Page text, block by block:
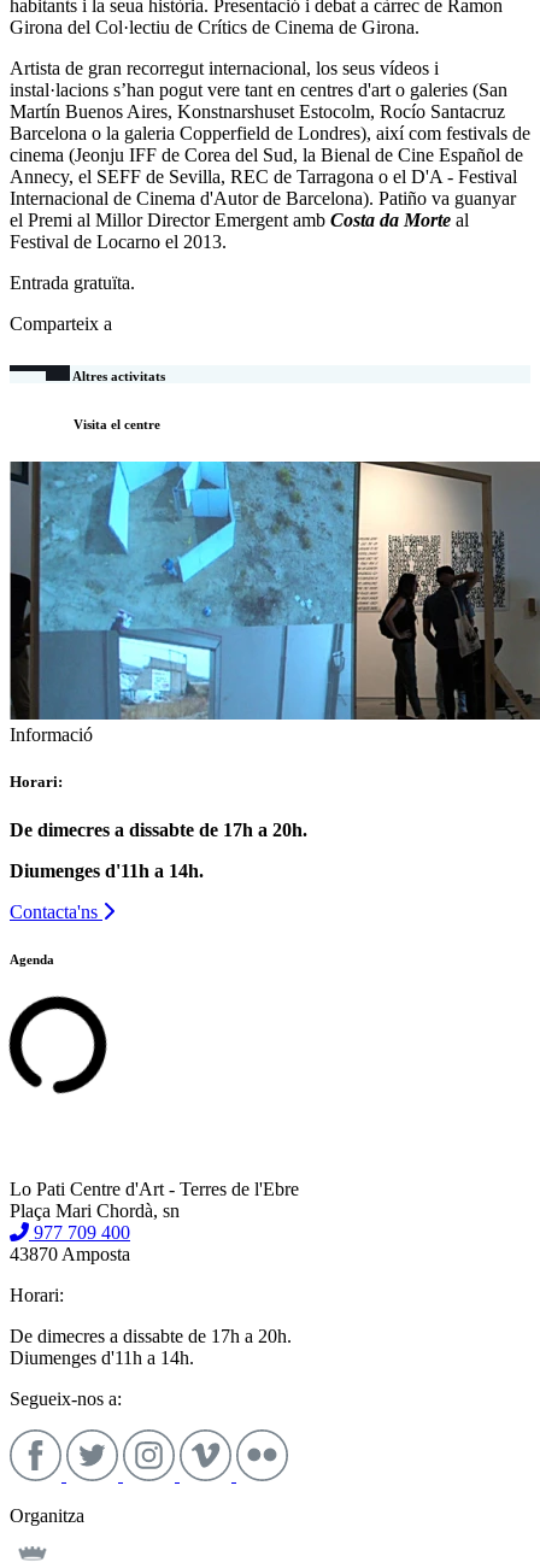
habitants i la seua història. Presentació i debat a càrrec de Ramon
Girona del Col·lectiu de Crítics de Cinema de Girona.
Artista de gran recorregut internacional, los seus vídeos i
instal·lacions s’han pogut vere tant en centres d'art o galeries (San
Martín Buenos Aires, Konstnarshuset Estocolm, Rocío Santacruz
Barcelona o la galeria Copperfield de Londres), així com festivals de
cinema (Jeonju IFF de Corea del Sud, la Bienal de Cine Español de
Annecy, el SEFF de Sevilla, REC de Tarragona o el D'A - Festival
Internacional de Cinema d'Autor de Barcelona). Patiño va guanyar
el Premi al Millor Director Emergent amb Costa da Morte al
Festival de Locarno el 2013.
Entrada gratuïta.
Comparteix a
Altres activitats
Visita el centre
Informació
Horari:
De dimecres a dissabte de 17h a 20h.
Diumenges d'11h a 14h.
Contacta'ns
Agenda
Lo Pati Centre d'Art - Terres de l'Ebre
Plaça Mari Chordà, sn
977 709 400
43870 Amposta
Horari:
De dimecres a dissabte de 17h a 20h.
Diumenges d'11h a 14h.
Segueix-nos a:
Organitza